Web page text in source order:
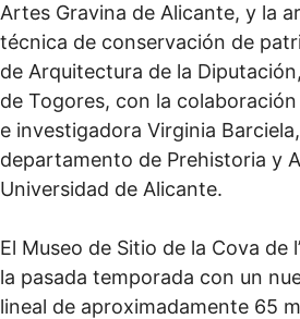
Artes Gravina de Alicante, y la
técnica de conservación de
de Arquitectura de la
de Togores, con la
e investigadora Virginia
departamento de Prehistoria y
Universidad de Alicante.
El Museo de Sitio de la Cova de
la pasada temporada con un
lineal de aproximadamente 65